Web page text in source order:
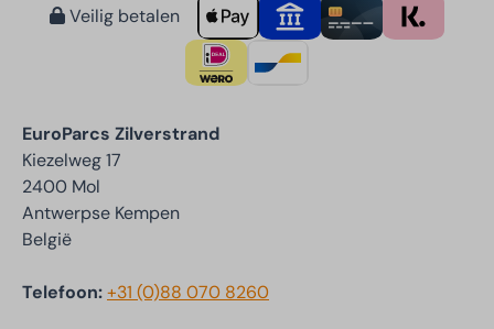
Veilig betalen
EuroParcs Zilverstrand
Kiezelweg 17
2400 Mol
Antwerpse Kempen
België
Telefoon:+31 (0)88 070 8260